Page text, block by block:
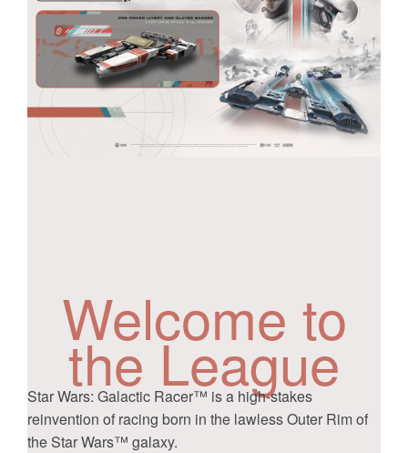
Welcome to
the League
​​​​​Star Wars​​: Galactic Racer™ is a ​high-stakes
reinvention of racing born in the lawless Outer Rim of
the ​​Star Wars​​™​​ galaxy.​​​​